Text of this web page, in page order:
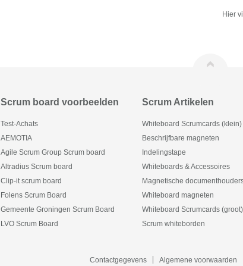
Hier
Scrum board voorbeelden
Test-Achats
AEMOTIA
Agile Scrum Group Scrum board
Altradius Scrum board
Clip-it scrum board
Folens Scrum Board
Gemeente Groningen Scrum Board
LVO Scrum Board
Scrum Artikelen
Whiteboard Scrumcards (klein)
Beschrijfbare magneten
Indelingstape
Whiteboards & Accessoires
Magnetische
Whiteboard magneten
Whiteboard Scrumcards (groot)
Scrum whiteborden
Contactgegevens Algemene voorwaarden